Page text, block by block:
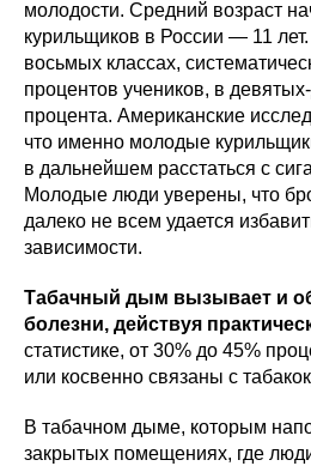
молодости. Средний возраст
курильщиков в России — 11
восьмых классах,
процентов учеников, в
процента. Американские
что именно молодые
в дальнейшем расстаться с
Молодые люди уверены, что
далеко не всем удается
зависимости.
Табачный дым вызывает и
болезни, действуя
статистике, от 30% до 45%
или косвенно связаны с
В табачном дыме, которым
закрытых помещениях, где